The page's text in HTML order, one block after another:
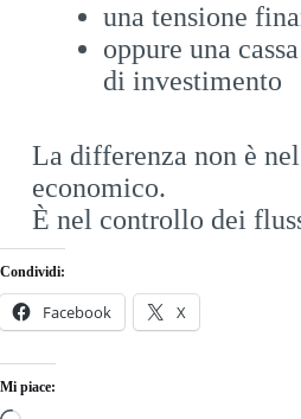
una tensione
oppure una
di investimento
La differenza non è
economico.
È nel controllo dei
Condividi:
Facebook X
Mi piace: